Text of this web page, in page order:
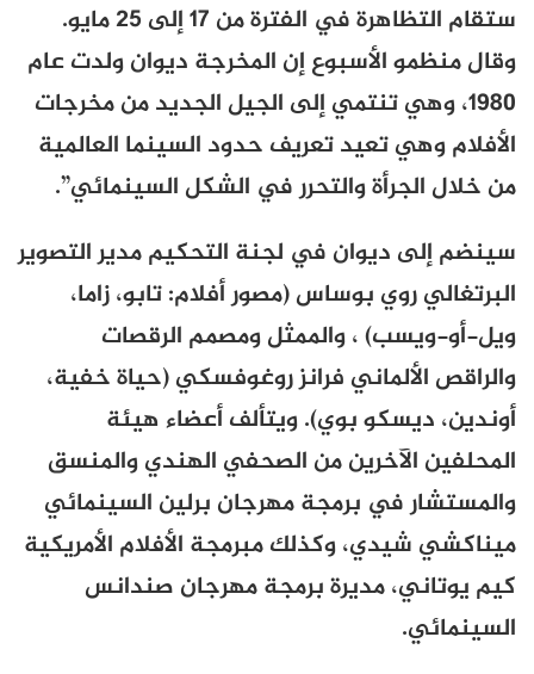
ستقام التظاهرة في الفترة من 17 إلى 25 مايو.
وقال منظمو الأسبوع إن المخرجة ديوان ولدت عام
1980، وهي تنتمي إلى الجيل الجديد من مخرجات
الأفلام وهي تعيد تعريف حدود السينما العالمية
من خلال الجرأة والتحرر في الشكل السينمائي”.
سينضم إلى ديوان في لجنة التحكيم مدير التصوير
البرتغالي روي بوساس (مصور أفلام: تابو، زاما،
ويل-أو-ويسب) ، والممثل ومصمم الرقصات
والراقص الألماني فرانز روغوفسكي (حياة خفية،
أوندين، ديسكو بوي). ويتألف أعضاء هيئة
المحلفين الآخرين من الصحفي الهندي والمنسق
والمستشار في برمجة مهرجان برلين السينمائي
ميناكشي شيدي، وكذلك مبرمجة الأفلام الأمريكية
كيم يوتاني، مديرة برمجة مهرجان صندانس
السينمائي.